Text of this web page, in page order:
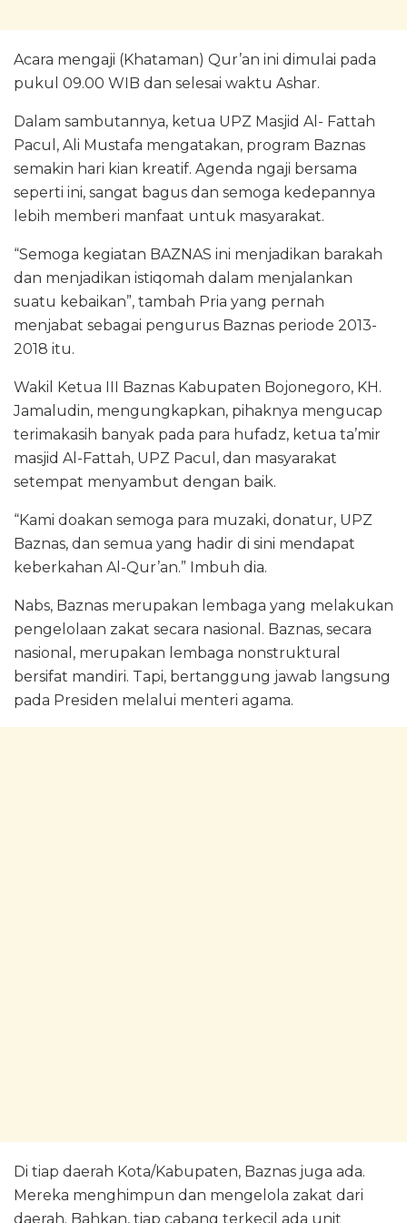
Acara mengaji (Khataman) Qur’an ini dimulai pada
pukul 09.00 WIB dan selesai waktu Ashar.
Dalam sambutannya, ketua UPZ Masjid Al- Fattah
Pacul, Ali Mustafa mengatakan, program Baznas
semakin hari kian kreatif. Agenda ngaji bersama
seperti ini, sangat bagus dan semoga kedepannya
lebih memberi manfaat untuk masyarakat.
“Semoga kegiatan BAZNAS ini menjadikan barakah
dan menjadikan istiqomah dalam menjalankan
suatu kebaikan”, tambah Pria yang pernah
menjabat sebagai pengurus Baznas periode 2013-
2018 itu.
Wakil Ketua III Baznas Kabupaten Bojonegoro, KH.
Jamaludin, mengungkapkan, pihaknya mengucap
terimakasih banyak pada para hufadz, ketua ta’mir
masjid Al-Fattah, UPZ Pacul, dan masyarakat
setempat menyambut dengan baik.
“Kami doakan semoga para muzaki, donatur, UPZ
Baznas, dan semua yang hadir di sini mendapat
keberkahan Al-Qur’an.” Imbuh dia.
Nabs, Baznas merupakan lembaga yang melakukan
pengelolaan zakat secara nasional. Baznas, secara
nasional, merupakan lembaga nonstruktural
bersifat mandiri. Tapi, bertanggung jawab langsung
pada Presiden melalui menteri agama.
Di tiap daerah Kota/Kabupaten, Baznas juga ada.
Mereka menghimpun dan mengelola zakat dari
daerah. Bahkan, tiap cabang terkecil ada unit